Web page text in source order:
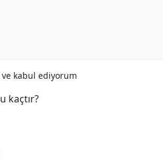
kabul ediyorum
kaçtır?